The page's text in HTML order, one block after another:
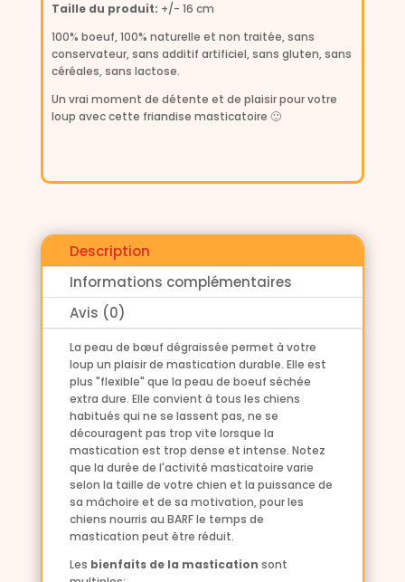
i
v
e
Taille du produit: +/- 16 cm
100% boeuf, 100% naturelle et non traitée, sans
conservateur, sans additif artificiel, sans gluten, sans
céréales, sans lactose.
Un vrai moment de détente et de plaisir pour votre
loup avec cette friandise masticatoire 🙂
Description
Informations complémentaires
Avis (0)
La peau de bœuf dégraissée permet à votre
loup un plaisir de mastication durable. Elle est
plus "flexible" que la peau de boeuf séchée
extra dure. Elle convient à tous les chiens
habitués qui ne se lassent pas, ne se
découragent pas trop vite lorsque la
mastication est trop dense et intense. Notez
que la durée de l'activité masticatoire varie
selon la taille de votre chien et la puissance de
sa mâchoire et de sa motivation, pour les
chiens nourris au BARF le temps de
mastication peut être réduit.
Les bienfaits de la mastication sont